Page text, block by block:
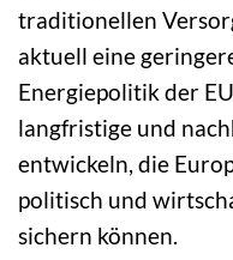
traditionellen
aktuell eine
Energiepolitik der
langfristige und
entwickeln, die
politisch und
sichern können.